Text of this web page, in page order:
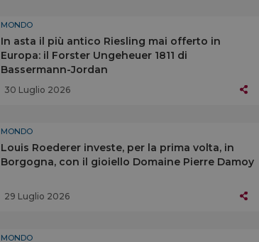
MONDO
In asta il più antico Riesling mai offerto in
Europa: il Forster Ungeheuer 1811 di
Bassermann-Jordan
30 Luglio 2026
MONDO
Louis Roederer investe, per la prima volta, in
Borgogna, con il gioiello Domaine Pierre Damoy
29 Luglio 2026
MONDO